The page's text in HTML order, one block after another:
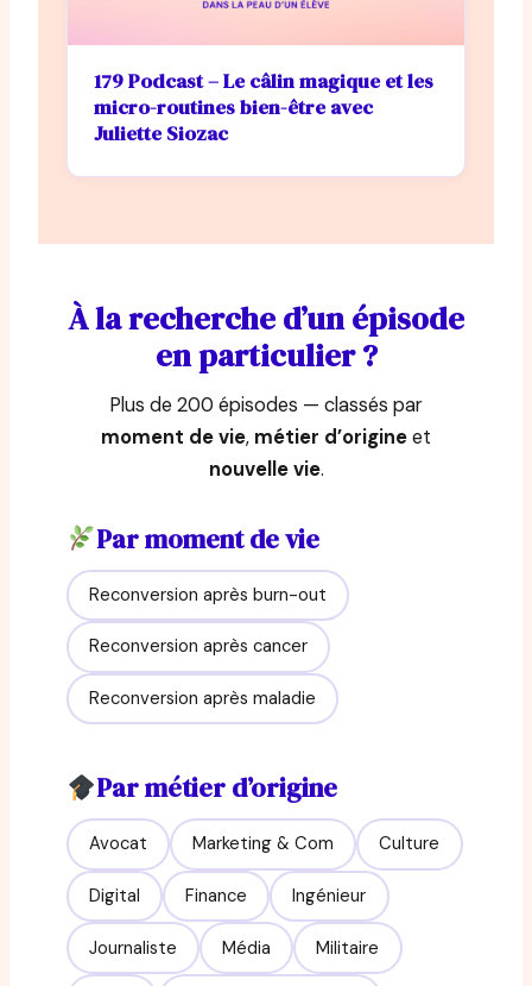
179 Podcast – Le câlin magique et les
micro-routines bien-être avec
Juliette Siozac
À la recherche d’un épisode
en particulier ?
Plus de 200 épisodes — classés par
moment de vie, métier d’origineet
nouvelle vie.
Par moment de vie
Reconversion après burn-out
Reconversion après cancer
Reconversion après maladie
Par métier d’origine
Avocat Marketing & Com Culture
Digital Finance Ingénieur
Journaliste Média Militaire